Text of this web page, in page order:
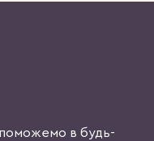
в будь-